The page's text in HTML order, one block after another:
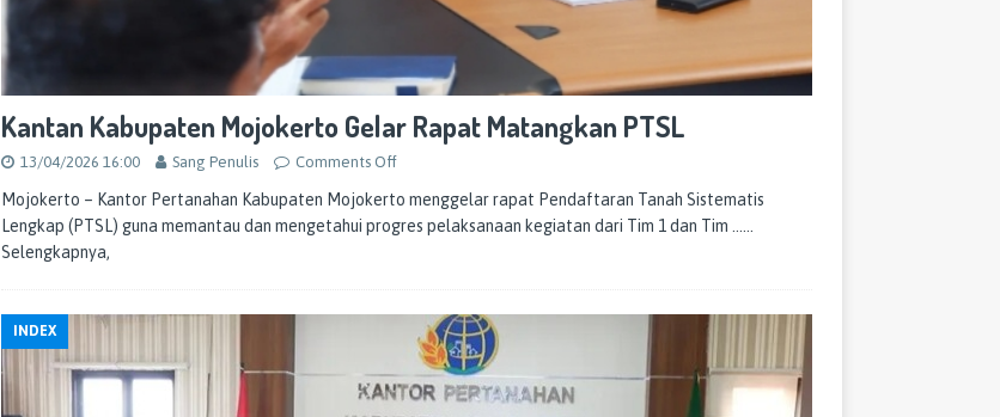
Kantan Kabupaten Mojokerto Gelar Rapat Matangkan PTSL
13/04/2026 16:00 Sang Penulis Comments Off
Mojokerto – Kantor Pertanahan Kabupaten Mojokerto menggelar rapat Pendaftaran Tanah Sistematis
Lengkap (PTSL) guna memantau dan mengetahui progres pelaksanaan kegiatan dari Tim 1 dan Tim
Selengkapnya,
INDEX